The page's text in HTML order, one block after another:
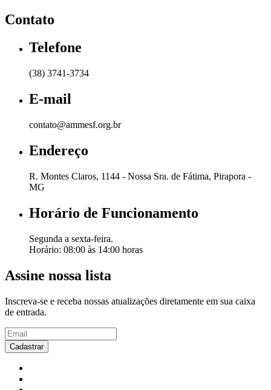
Contato
Telefone
(38) 3741-3734
E-mail
contato@ammesf.org.br
Endereço
R. Montes Claros, 1144 - Nossa Sra. de Fátima, Pirapora -
MG
Horário de Funcionamento
Segunda a sexta-feira.
Horário: 08:00 às 14:00 horas
Assine nossa lista
Inscreva-se e receba nossas atualizações diretamente em sua caixa
de entrada.
Cadastrar